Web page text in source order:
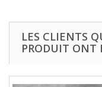
LES CLIENTS
PRODUIT ONT